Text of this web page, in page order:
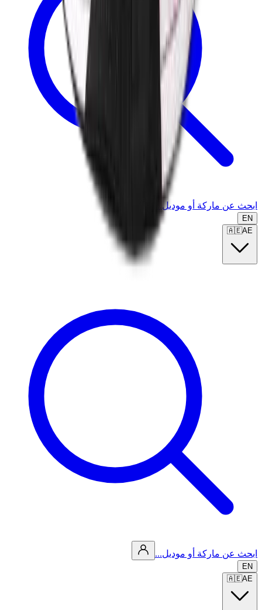
ابحث عن ماركة أو موديل...
EN
🇦🇪AE
ابحث عن ماركة أو موديل...
EN
🇦🇪AE